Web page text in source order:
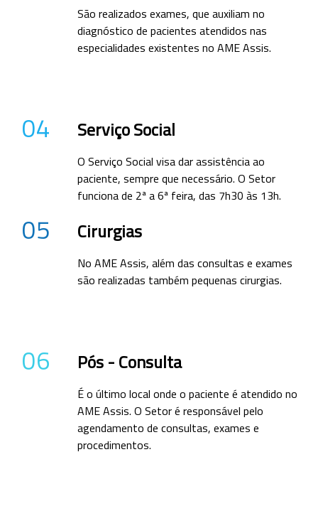
São realizados exames, que auxiliam no
diagnóstico de pacientes atendidos nas
especialidades existentes no AME Assis.
04 Serviço Social
O Serviço Social visa dar assistência ao
paciente, sempre que necessário. O Setor
funciona de 2ª a 6ª feira, das 7h30 às 13h.
05 Cirurgias
No AME Assis, além das consultas e exames
são realizadas também pequenas cirurgias.
06 Pós - Consulta
É o último local onde o paciente é atendido no
AME Assis. O Setor é responsável pelo
agendamento de consultas, exames e
procedimentos.